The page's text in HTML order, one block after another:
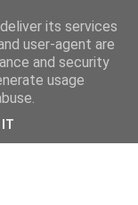
its services
user-agent are
and security
usage
IT